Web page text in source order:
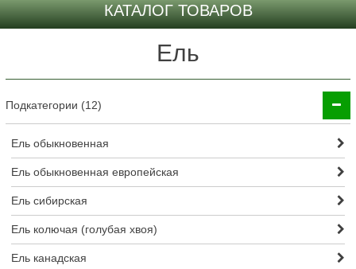
КАТАЛОГ ТОВАРОВ
Ель
Подкатегории (12)
Ель обыкновенная
Ель обыкновенная европейская
Ель сибирская
Ель колючая (голубая хвоя)
Ель канадская